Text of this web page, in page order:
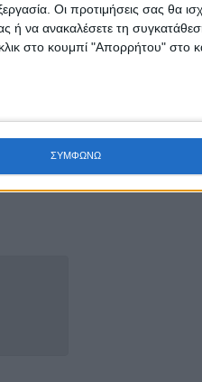
Οι προτιμήσεις σας θα
ή να ανακαλέσετε τη
στο κουμπί "Απορρήτου" στο
ΣΥΜΦΩΝΩ
τη
το